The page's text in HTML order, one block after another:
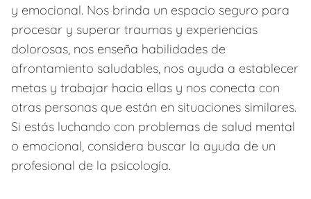
y emocional. Nos brinda un espacio seguro para
procesar y superar traumas y experiencias
dolorosas, nos enseña habilidades de
afrontamiento saludables, nos ayuda a establecer
metas y trabajar hacia ellas y nos conecta con
otras personas que están en situaciones similares.
Si estás luchando con problemas de salud mental
o emocional, considera buscar la ayuda de un
profesional de la psicología.